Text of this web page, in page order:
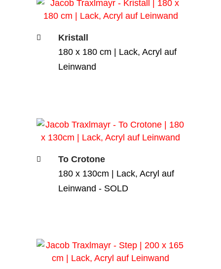
Kristall
180 x 180 cm | Lack, Acryl auf
Leinwand
To Crotone
180 x 130cm | Lack, Acryl auf
Leinwand - SOLD